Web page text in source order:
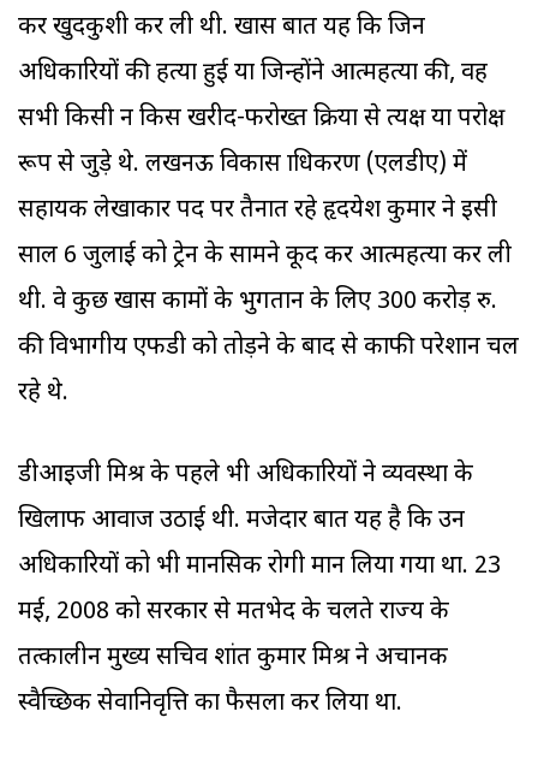
कर खुदकुशी कर ली थी. खास बात यह कि जिन
अधिकारियों की हत्या हुई या जिन्होंने आत्महत्या की, वह
सभी किसी न किस खरीद-फरोख्त प्रक्रिया से प्रत्यक्ष या परोक्ष
रूप से जुड़े थे. लखनऊ विकास प्राधिकरण (एलडीए) में
सहायक लेखाकार पद पर तैनात रहे हृदयेश कुमार ने इसी
साल 6 जुलाई को ट्रेन के सामने कूद कर आत्महत्या कर ली
थी. वे कुछ खास कामों के भुगतान के लिए 300 करोड़ रु.
की विभागीय एफडी को तोड़ने के बाद से काफी परेशान चल
रहे थे.
डीआइजी मिश्र के पहले भी अधिकारियों ने व्यवस्था के
खिलाफ आवाज उठाई थी. मजेदार बात यह है कि उन
अधिकारियों को भी मानसिक रोगी मान लिया गया था. 23
मई, 2008 को सरकार से मतभेद के चलते राज्‍य के
तत्कालीन मुख्य सचिव प्रशांत कुमार मिश्र ने अचानक
स्वैच्छिक सेवानिवृत्ति का फैसला कर लिया था.